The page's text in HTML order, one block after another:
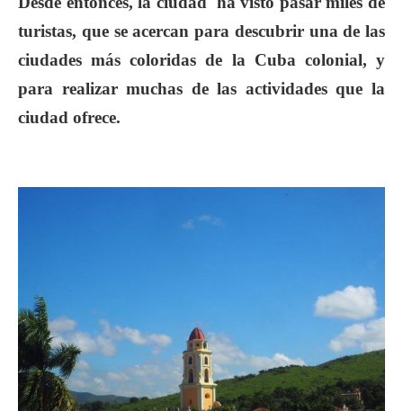
turistas, que se acercan para descubrir una de las
ciudades más coloridas de la Cuba colonial, y
para realizar muchas de las actividades que la
ciudad ofrece.